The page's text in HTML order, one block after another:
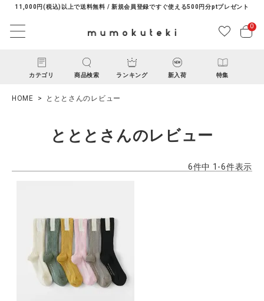
11,000円(税込)以上で送料無料 / 新規会員登録ですぐ使える500円分ptプレゼント
0
カテゴリ 商品検索 ランキング 新入荷 特集
ログイン
HOME とととさんのレビュー
とととさんのレビュー
6件中 1 -6件表示